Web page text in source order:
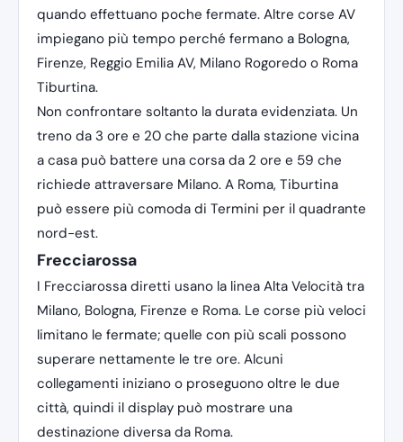
quando effettuano poche fermate. Altre corse AV
impiegano più tempo perché fermano a Bologna,
Firenze, Reggio Emilia AV, Milano Rogoredo o Roma
Tiburtina.
Non confrontare soltanto la durata evidenziata. Un
treno da 3 ore e 20 che parte dalla stazione vicina
a casa può battere una corsa da 2 ore e 59 che
richiede attraversare Milano. A Roma, Tiburtina
può essere più comoda di Termini per il quadrante
nord-est.
Frecciarossa
I Frecciarossa diretti usano la linea Alta Velocità tra
Milano, Bologna, Firenze e Roma. Le corse più veloci
limitano le fermate; quelle con più scali possono
superare nettamente le tre ore. Alcuni
collegamenti iniziano o proseguono oltre le due
città, quindi il display può mostrare una
destinazione diversa da Roma.